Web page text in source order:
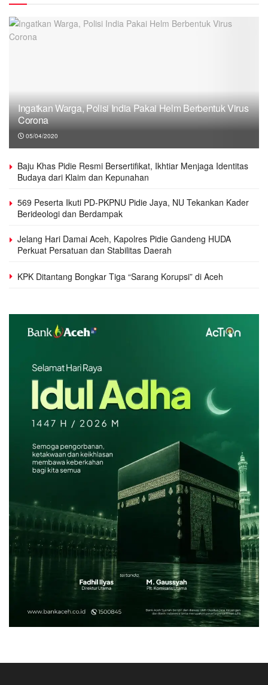
Ingatkan Warga, Polisi India Pakai Helm Berbentuk Virus
Corona
05/04/2020
Baju Khas Pidie Resmi Bersertifikat, Ikhtiar Menjaga Identitas
Budaya dari Klaim dan Kepunahan
569 Peserta Ikuti PD-PKPNU Pidie Jaya, NU Tekankan Kader
Berideologi dan Berdampak
Jelang Hari Damai Aceh, Kapolres Pidie Gandeng HUDA
Perkuat Persatuan dan Stabilitas Daerah
KPK Ditantang Bongkar Tiga “Sarang Korupsi” di Aceh